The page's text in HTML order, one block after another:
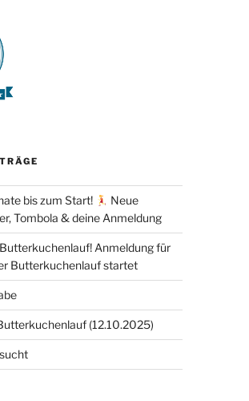
bis zum Start!
Neue
Tombola & deine Anmeldung
Anmeldung für
Butterkuchenlauf startet
(12.10.2025)